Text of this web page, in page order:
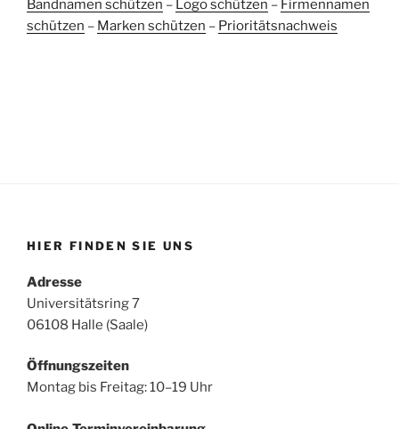
Bandnamen schützen – Logo schützen – Firmennamen
schützen – Marken schützen – Prioritätsnachweis
HIER FINDEN SIE UNS
Adresse
Universitätsring 7
06108 Halle (Saale)
Öffnungszeiten
Montag bis Freitag: 10–19 Uhr